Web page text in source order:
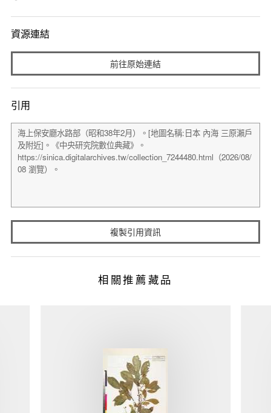
資源連結
前往原始連結
引用
複製引用資訊
相關推薦藏品